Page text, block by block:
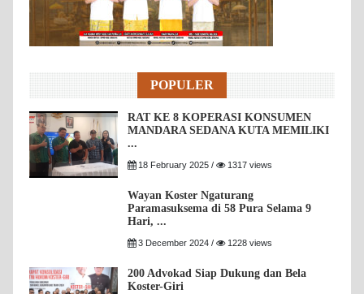
POPULER
RAT KE 8 KOPERASI KONSUMEN
MANDARA SEDANA KUTA MEMILIKI
...
18 February 2025 / 1317 views
Wayan Koster Ngaturang
Paramasuksema di 58 Pura Selama 9
Hari, ...
3 December 2024 / 1228 views
200 Advokad Siap Dukung dan Bela
Koster-Giri